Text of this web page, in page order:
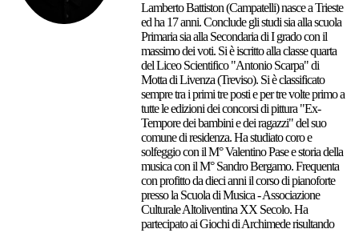
Lamberto Battiston (Campatelli) nasce a Trieste
ed ha 17 anni. Conclude gli studi sia alla scuola
Primaria sia alla Secondaria di I grado con il
massimo dei voti. Si è iscritto alla classe quarta
del Liceo Scientifico "Antonio Scarpa" di
Motta di Livenza (Treviso). Si è classificato
sempre tra i primi tre posti e per tre volte primo a
tutte le edizioni dei concorsi di pittura "Ex-
Tempore dei bambini e dei ragazzi" del suo
comune di residenza. Ha studiato coro e
solfeggio con il M° Valentino Pase e storia della
musica con il M° Sandro Bergamo. Frequenta
con profitto da dieci anni il corso di pianoforte
presso la Scuola di Musica - Associazione
Culturale Altoliventina XX Secolo. Ha
partecipato ai Giochi di Archimede risultando